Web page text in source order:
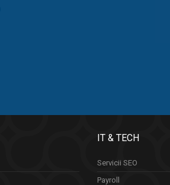
IT & TECH
Servicii SEO
Payroll